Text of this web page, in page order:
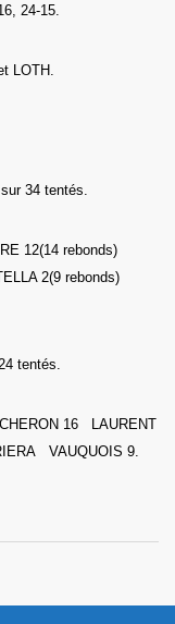
24-15.
LOTH.
34 tentés.
12(14 rebonds)
2(9 rebonds)
tentés.
16 LAURENT
VAUQUOIS 9.